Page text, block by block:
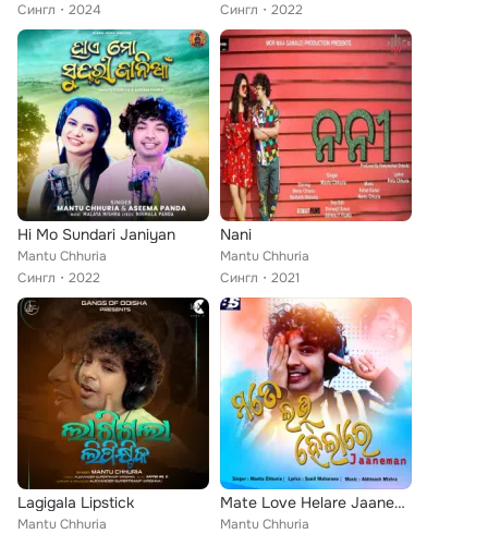
Сингл
2024
Сингл
2022
Hi Mo Sundari Janiyan
Mantu Chhuria
Сингл
2022
Nani
Mantu Chhuria
Сингл
2021
Lagigala Lipstick
Mantu Chhuria
Mate Love Helare Jaaneman
Mantu Chhuria